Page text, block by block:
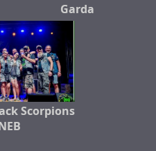
Garda
Scorpions